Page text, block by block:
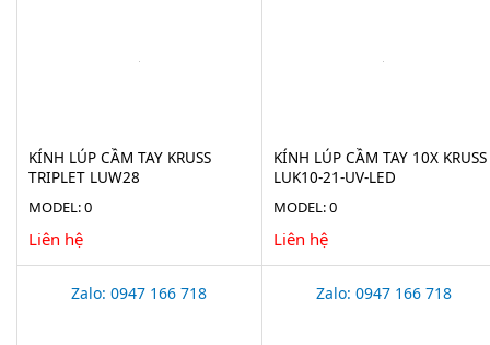
KÍNH LÚP CẦM TAY KRUSS
TRIPLET LUW28
MODEL: 0
Liên hệ
KÍNH LÚP CẦM TAY 10X KRUSS
LUK10-21-UV-LED
MODEL: 0
Liên hệ
Zalo: 0947 166 718 Zalo: 0947 166 718